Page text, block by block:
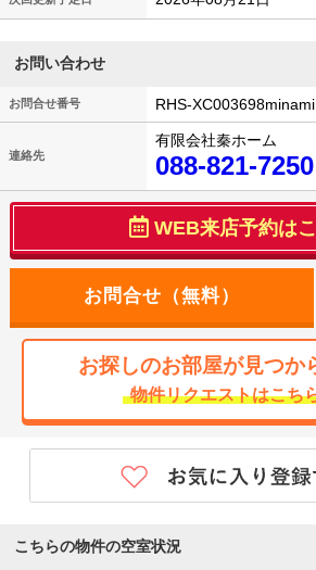
お問い合わせ
お問合せ番号 RHS-XC003698minami
連絡先
有限会社秦ホーム
088-821-7250
WEB来店予約は
お探しのお部屋が見つか
物件リクエストはこち
こちらの物件の空室状況